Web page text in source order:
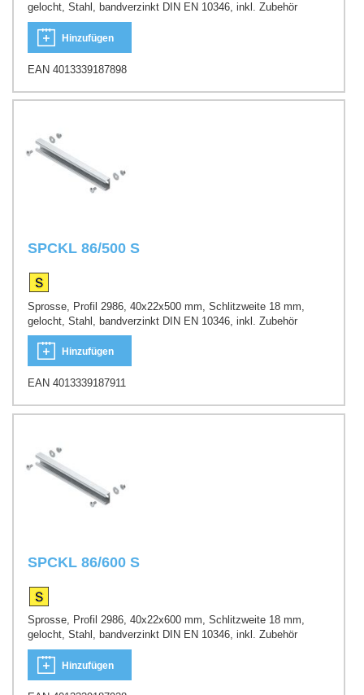
gelocht, Stahl, bandverzinkt DIN EN 10346, inkl. Zubehör
Hinzufügen
EAN 4013339187898
SPCKL 86/500 S
Sprosse, Profil 2986, 40x22x500 mm, Schlitzweite 18 mm,
gelocht, Stahl, bandverzinkt DIN EN 10346, inkl. Zubehör
Hinzufügen
EAN 4013339187911
SPCKL 86/600 S
Sprosse, Profil 2986, 40x22x600 mm, Schlitzweite 18 mm,
gelocht, Stahl, bandverzinkt DIN EN 10346, inkl. Zubehör
Hinzufügen